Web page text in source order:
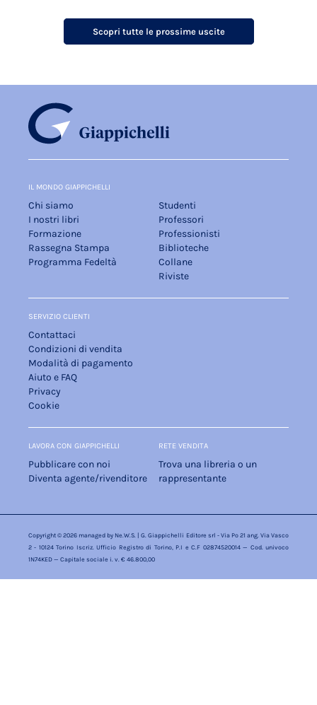
Scopri tutte le prossime uscite
IL MONDO GIAPPICHELLI
Chi siamo
I nostri libri
Formazione
Rassegna Stampa
Programma Fedeltà
Studenti
Professori
Professionisti
Biblioteche
Collane
Riviste
SERVIZIO CLIENTI
Contattaci
Condizioni di vendita
Modalità di pagamento
Aiuto e FAQ
Privacy
Cookie
LAVORA CON GIAPPICHELLI
Pubblicare con noi
Diventa agente/rivenditore
RETE VENDITA
Trova una libreria o un
rappresentante
Copyright © 2026 managed by Ne.W.S. | G. Giappichelli Editore srl - Via Po 21 ang. Via Vasco
2 - 10124 Torino Iscriz. Ufficio Registro di Torino, P.I e C.F 02874520014 — Cod. univoco
1N74KED — Capitale sociale i. v. € 46.800,00